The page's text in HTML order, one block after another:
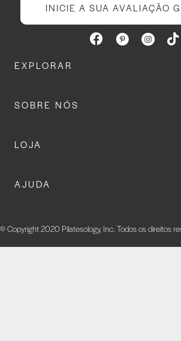
INICIE A SUA AVALIAÇÃO
EXPLORAR
SOBRE NÓS
LOJA
AJUDA
© Copyright 2020 Pilatesology, Inc. Todos os direitos